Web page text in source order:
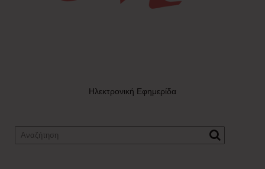
Ηλεκτρονική Εφημερίδα